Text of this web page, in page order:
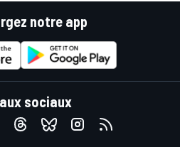
notre app
sociaux